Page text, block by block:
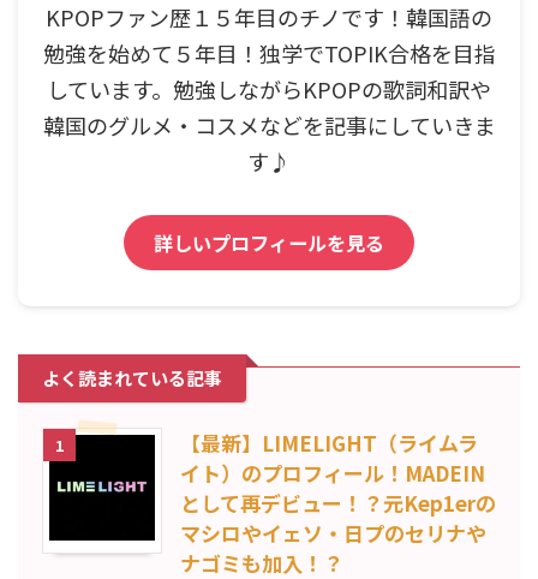
KPOPファン歴１５年目のチノです！韓国語の
勉強を始めて５年目！独学でTOPIK合格を目指
しています。勉強しながらKPOPの歌詞和訳や
韓国のグルメ・コスメなどを記事にしていきま
す♪
詳しいプロフィールを見る
よく読まれている記事
1
【最新】LIMELIGHT（ライムラ
イト）のプロフィール！MADEIN
として再デビュー！？元Kep1erの
マシロやイェソ・日プのセリナや
ナゴミも加入！？